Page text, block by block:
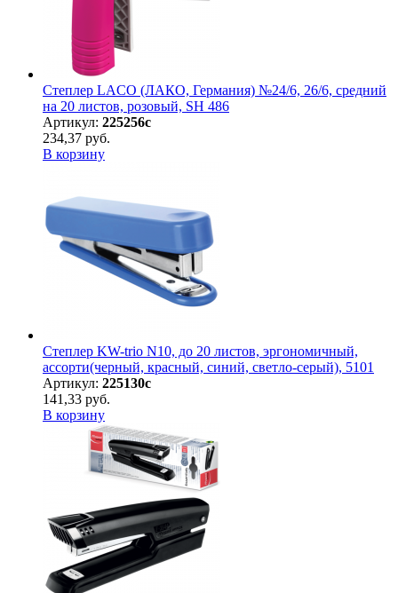
Степлер LACO (ЛАКО, Германия) №24/6, 26/6, средний
на 20 листов, розовый, SH 486
Артикул: 225256с
234,37 руб.
В корзину
Степлер KW-trio N10, до 20 листов, эргономичный,
ассорти(черный, красный, синий, светло-серый), 5101
Артикул: 225130с
141,33 руб.
В корзину